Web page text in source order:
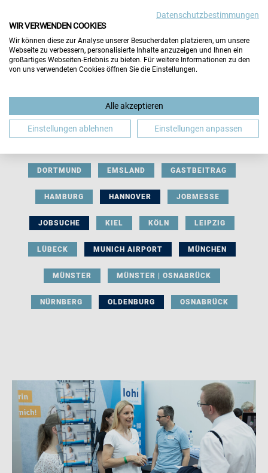
BERUFLICHE ORIENTIERUNG BEWERBUNG
DORTMUND EMSLAND GASTBEITRAG
HAMBURG HANNOVER JOBMESSE
JOBSUCHE KIEL KÖLN LEIPZIG
LÜBECK MUNICH AIRPORT MÜNCHEN
MÜNSTER MÜNSTER | OSNABRÜCK
NÜRNBERG OLDENBURG OSNABRÜCK
Datenschutzbestimmungen
WIR VERWENDEN COOKIES
Wir können diese zur Analyse unserer Besucherdaten platzieren, um unsere
Webseite zu verbessern, personalisierte Inhalte anzuzeigen und Ihnen ein
großartiges Webseiten-Erlebnis zu bieten. Für weitere Informationen zu den
von uns verwendeten Cookies öffnen Sie die Einstellungen.
Alle akzeptieren
Einstellungen ablehnen Einstellungen anpassen